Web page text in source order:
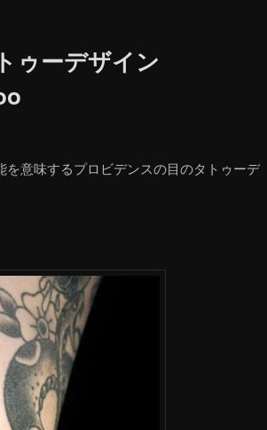
ゥーデザイン
意味するプロビデンスの目のタトゥーデ